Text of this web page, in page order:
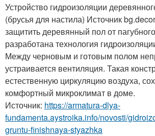
Устройство гидроизоляции
(брусья для настила) Источник
защитить деревянный пол от
разработана технология
Между черновым и готовым полом
устраивается вентиляция. Такая
естественную циркуляцию воздуха,
комфортный микроклимат в доме.
Источник: https://armatura-dlya-
fundamenta.aystroika.info/novosti/
gruntu-finishnaya-styazhka